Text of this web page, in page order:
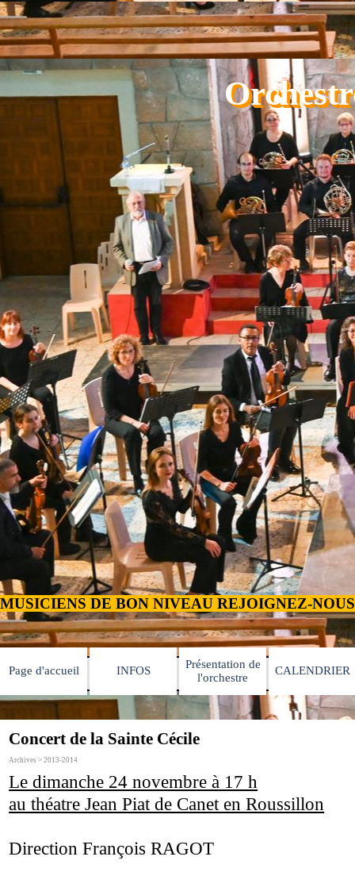
Aller au contenu
Page d'accueil INFOS ▼
Présentation de
l'orchestre
▼
CALENDRIER
Concert de la Sainte Cécile
Archives > 2013-2014
Le dimanche 24 novembre à 17 h
au théatre Jean Piat de Canet en Roussillon
Direction François RAGOT